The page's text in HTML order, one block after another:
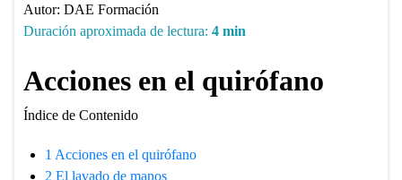
Autor: DAE Formación
Duración aproximada de lectura: 4 min
Acciones en el quirófano
Índice de Contenido
1 Acciones en el quirófano
2 El lavado de manos